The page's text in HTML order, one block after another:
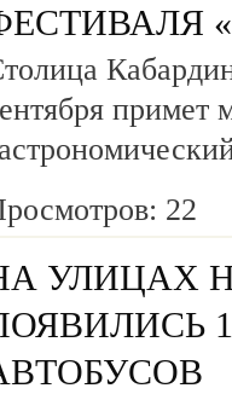
примет
22
УЛИЦАХ